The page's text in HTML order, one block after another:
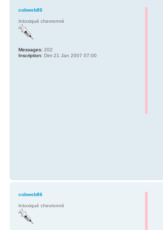
cobweb86
Intoxiqué chevronné
Messages: 202
Inscription: Dim 21 Jan 2007 07:00
cobweb86
Intoxiqué chevronné